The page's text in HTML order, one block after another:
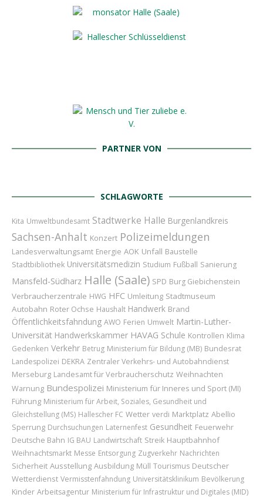
PARTNER VON
SCHLAGWORTE
Kita Umweltbundesamt Stadtwerke Halle Burgenlandkreis
Sachsen-Anhalt Konzert Polizeimeldungen
Landesverwaltungsamt Energie AOK Unfall Baustelle
Stadtbibliothek Universitätsmedizin Studium Fußball Sanierung
Mansfeld-Südharz Halle (Saale) SPD Burg Giebichenstein
Verbraucherzentrale HWG HFC Umleitung Stadtmuseum
Autobahn Roter Ochse Haushalt Handwerk Brand
Öffentlichkeitsfahndung AWO Ferien Umwelt Martin-Luther-
Universität Handwerkskammer HAVAG Schule Kontrollen Klima
Gedenken Verkehr Betrug Ministerium für Bildung (MB) Bundesrat
Landespolizei DEKRA Zentraler Verkehrs- und Autobahndienst
Merseburg Landesamt für Verbraucherschutz Weihnachten
Warnung Bundespolizei Ministerium für Inneres und Sport (MI)
Führung Ministerium für Arbeit, Soziales, Gesundheit und
Gleichstellung (MS) Hallescher FC Wetter verdi Marktplatz Abellio
Sperrung Durchsuchungen Laternenfest Gesundheit Feuerwehr
Deutsche Bahn IG BAU Landwirtschaft Streik Hauptbahnhof
Weihnachtsmarkt Messe Entsorgung Zugverkehr Nachrichten
Sicherheit Ausstellung Ausbildung Müll Tourismus Deutscher
Wetterdienst Vermisstenfahndung Universitätsklinikum Bevölkerung
Kinder Arbeitsagentur Ministerium für Infrastruktur und Digitales (MID)